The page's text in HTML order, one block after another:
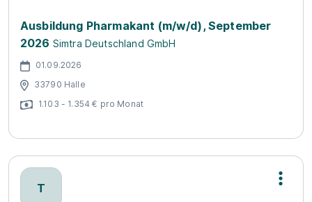
Ausbildung Pharmakant (m/w/d), September
2026 Simtra Deutschland GmbH
01.09.2026
33790 Halle
1.103 - 1.354 € pro Monat
T